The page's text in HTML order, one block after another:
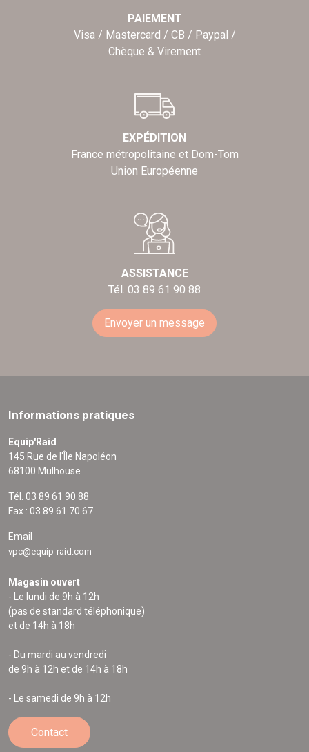
PAIEMENT
Visa / Mastercard / CB / Paypal /
Chèque & Virement
EXPÉDITION
France métropolitaine et Dom-Tom
Union Européenne
ASSISTANCE
Tél. 03 89 61 90 88
Envoyer un message
Informations pratiques
Equip'Raid
145 Rue de l'Île Napoléon
68100 Mulhouse
Tél. 03 89 61 90 88
Fax : 03 89 61 70 67
Email
vpc@equip-raid.com
Magasin ouvert
- Le lundi de 9h à 12h
(pas de standard téléphonique)
et de 14h à 18h
- Du mardi au vendredi
de 9h à 12h et de 14h à 18h
- Le samedi de 9h à 12h
Contact